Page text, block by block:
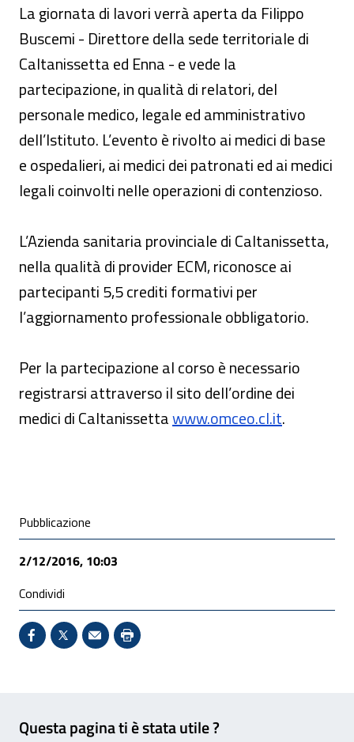
La giornata di lavori verrà aperta da Filippo
Buscemi - Direttore della sede territoriale di
Caltanissetta ed Enna - e vede la
partecipazione, in qualità di relatori, del
personale medico, legale ed amministrativo
dell’Istituto. L’evento è rivolto ai medici di base
e ospedalieri, ai medici dei patronati ed ai medici
legali coinvolti nelle operazioni di contenzioso.
L’Azienda sanitaria provinciale di Caltanissetta,
nella qualità di provider ECM, riconosce ai
partecipanti 5,5 crediti formativi per
l’aggiornamento professionale obbligatorio.
Per la partecipazione al corso è necessario
registrarsi attraverso il sito dell’ordine dei
medici di Caltanissettawww.omceo.cl.it.
Condivisione social
Pubblicazione
2/12/2016, 10:03
Condividi
Condividi su Facebook - Sito esterno - Apertura in
X - Sito esterno - Apertura in nuova finestra
Invio Mail: apre il programma di posta
Stampa pagina: scelta meno
Questa pagina ti è stata utile ?